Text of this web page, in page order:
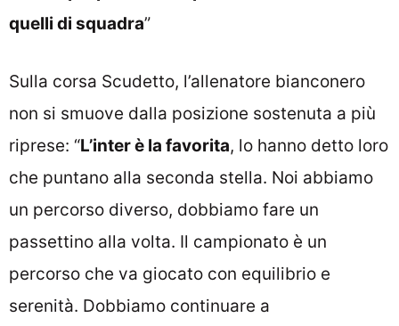
quelli di squadra”
Sulla corsa Scudetto, l’allenatore bianconero
non si smuove dalla posizione sostenuta a più
riprese: “L’inter è la favorita, lo hanno detto loro
che puntano alla seconda stella. Noi abbiamo
un percorso diverso, dobbiamo fare un
passettino alla volta. Il campionato è un
percorso che va giocato con equilibrio e
serenità. Dobbiamo continuare a